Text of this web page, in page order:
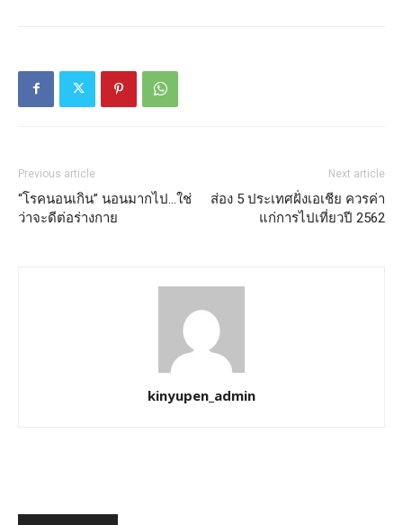
Previous article
“โรคนอนเกิน” นอนมากไป…ใช่
ว่าจะดีต่อร่างกาย
Next article
ส่อง 5 ประเทศฝั่งเอเชีย ควรค่า
แก่การไปเที่ยวปี 2562
kinyupen_admin